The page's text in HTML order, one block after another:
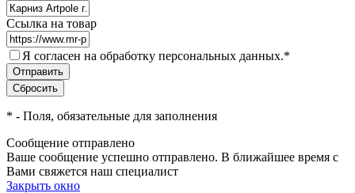
Ссылка на товар
Я согласен на обработку персональных данных.*
* - Поля, обязательные для заполнения
Сообщение отправлено
Ваше сообщение успешно отправлено. В ближайшее время с
Вами свяжется наш специалист
Закрыть окно